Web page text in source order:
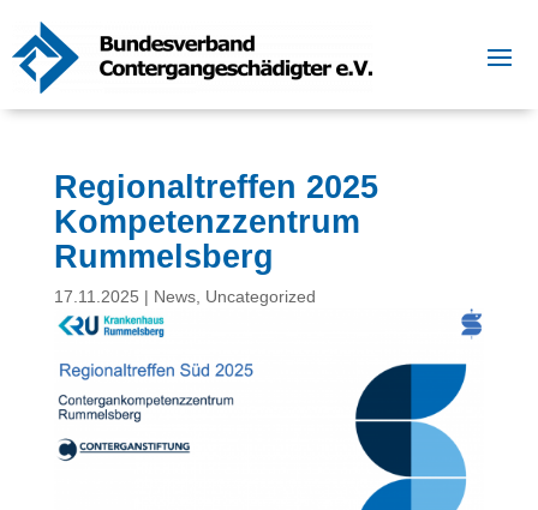
Regionaltreffen 2025
Kompetenzzentrum
Rummelsberg
17.11.2025 News, Uncategorized